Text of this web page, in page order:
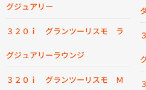
グジュアリー
３２０ｉ グランツーリスモ ラ
グジュアリーラウンジ
３２０ｉ グランツーリスモ Ｍ